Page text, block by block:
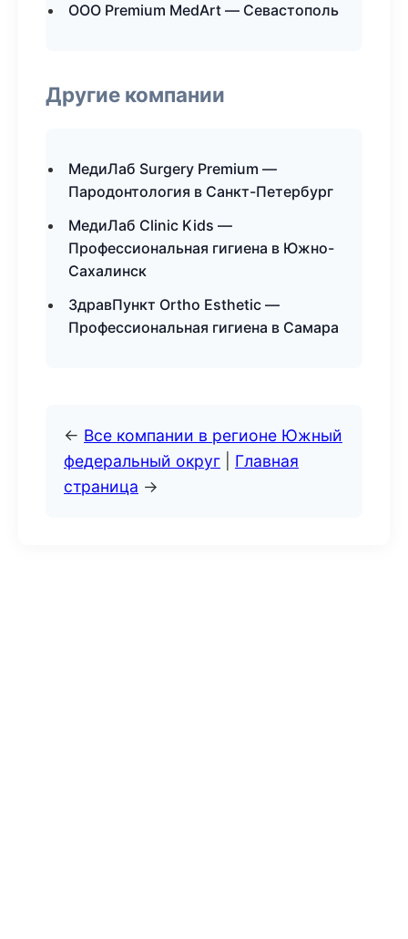
ООО Premium MedArt — Севастополь
Другие компании
МедиЛаб Surgery Premium —
Пародонтология в Санкт-Петербург
МедиЛаб Clinic Kids —
Профессиональная гигиена в Южно-
Сахалинск
ЗдравПункт Ortho Esthetic —
Профессиональная гигиена в Самара
← Все компании в регионе Южный
федеральный округ
Главная
страница →